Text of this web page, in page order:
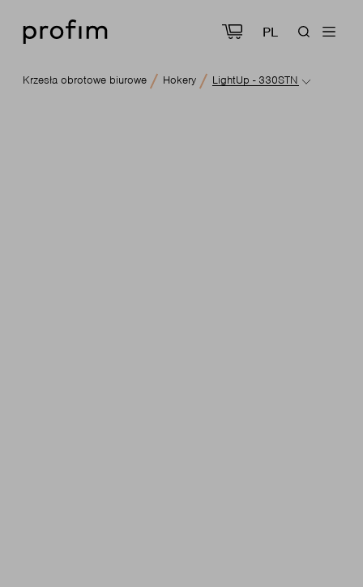
PL
Krzesła obrotowe biurowe Hokery LightUp - 330STN